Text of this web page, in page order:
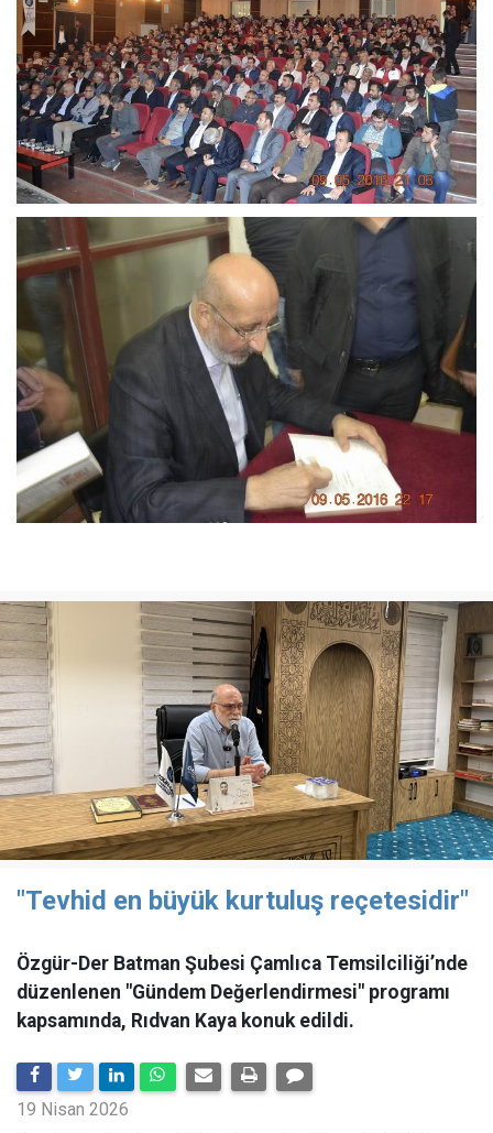
"Tevhid en büyük kurtuluş reçetesidir"
Özgür-Der Batman Şubesi Çamlıca Temsilciliği’nde
düzenlenen "Gündem Değerlendirmesi" programı
kapsamında, Rıdvan Kaya konuk edildi.
19 Nisan 2026